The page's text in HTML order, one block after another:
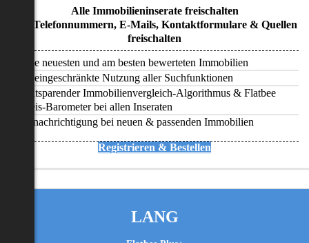
Alle Immobilieninserate freischalten
Alle Telefonnummern, E-Mails, Kontaktformulare & Quellen
freischalten
Alle neuesten und am besten bewerteten Immobilien
Uneingeschränkte Nutzung aller Suchfunktionen
Zeitsparender Immobilienvergleich-Algorithmus & Flatbee
Preis-Barometer bei allen Inseraten
Benachrichtigung bei neuen & passenden Immobilien
Registrieren & Bestellen
LANG